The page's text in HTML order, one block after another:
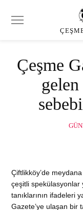
Çeşme
gelen
Çiftlikköy’de
çeşitli spekülasyonlar
tanıklarının ifadeleri
Gazete’ye ulaşan bir